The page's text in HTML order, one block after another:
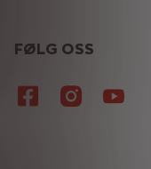
FØLG OSS